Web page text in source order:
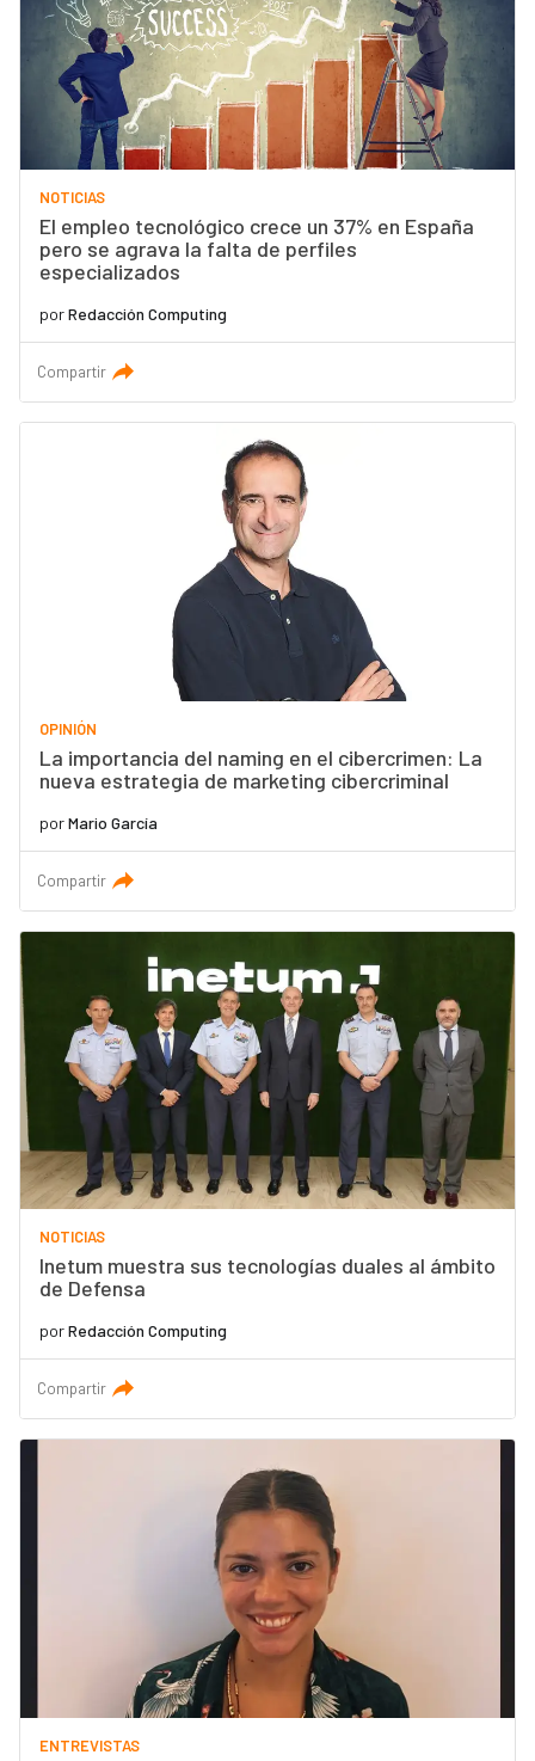
NOTICIAS
El empleo tecnológico crece un 37% en España
pero se agrava la falta de perfiles
especializados
porRedacción Computing
Compartir
OPINIÓN
La importancia del naming en el cibercrimen: La
nueva estrategia de marketing cibercriminal
porMario García
Compartir
NOTICIAS
Inetum muestra sus tecnologías duales al ámbito
de Defensa
porRedacción Computing
Compartir
ENTREVISTAS